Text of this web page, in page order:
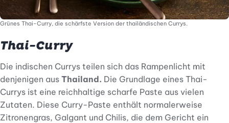
Grünes Thai-Curry, die schärfste Version der thailändischen Currys.
Thai-Curry
Die indischen Currys teilen sich das Rampenlicht mit
denjenigen aus Thailand. Die Grundlage eines Thai-
Currys ist eine reichhaltige scharfe Paste aus vielen
Zutaten. Diese Curry-Paste enthält normalerweise
Zitronengras, Galgant und Chilis, die dem Gericht ein